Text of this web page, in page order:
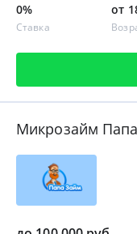
0%
Ставка
от
Микрозайм